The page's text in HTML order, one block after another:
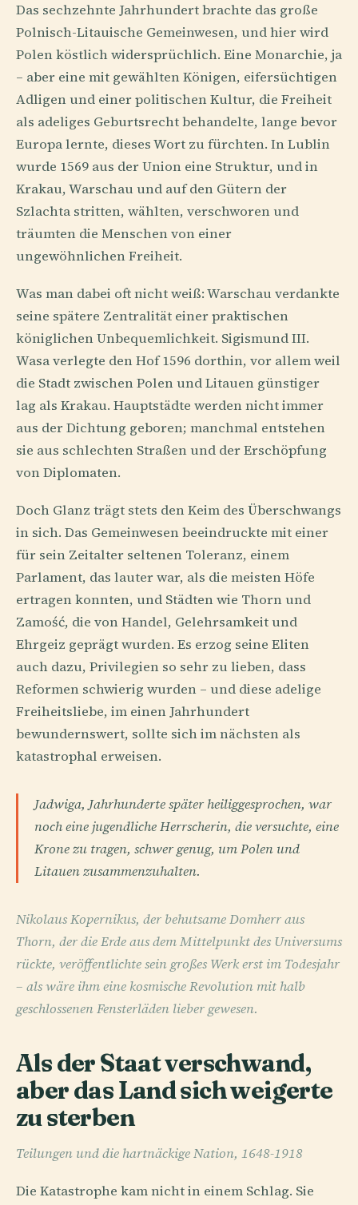
Das sechzehnte Jahrhundert brachte das große
Polnisch-Litauische Gemeinwesen, und hier wird
Polen köstlich widersprüchlich. Eine Monarchie, ja
– aber eine mit gewählten Königen, eifersüchtigen
Adligen und einer politischen Kultur, die Freiheit
als adeliges Geburtsrecht behandelte, lange bevor
Europa lernte, dieses Wort zu fürchten. In Lublin
wurde 1569 aus der Union eine Struktur, und in
Krakau, Warschau und auf den Gütern der
Szlachta stritten, wählten, verschworen und
träumten die Menschen von einer
ungewöhnlichen Freiheit.
Was man dabei oft nicht weiß: Warschau verdankte
seine spätere Zentralität einer praktischen
königlichen Unbequemlichkeit. Sigismund III.
Wasa verlegte den Hof 1596 dorthin, vor allem weil
die Stadt zwischen Polen und Litauen günstiger
lag als Krakau. Hauptstädte werden nicht immer
aus der Dichtung geboren; manchmal entstehen
sie aus schlechten Straßen und der Erschöpfung
von Diplomaten.
Doch Glanz trägt stets den Keim des Überschwangs
in sich. Das Gemeinwesen beeindruckte mit einer
für sein Zeitalter seltenen Toleranz, einem
Parlament, das lauter war, als die meisten Höfe
ertragen konnten, und Städten wie Thorn und
Zamość, die von Handel, Gelehrsamkeit und
Ehrgeiz geprägt wurden. Es erzog seine Eliten
auch dazu, Privilegien so sehr zu lieben, dass
Reformen schwierig wurden – und diese adelige
Freiheitsliebe, im einen Jahrhundert
bewundernswert, sollte sich im nächsten als
katastrophal erweisen.
Jadwiga, Jahrhunderte später heiliggesprochen, war
noch eine jugendliche Herrscherin, die versuchte, eine
Krone zu tragen, schwer genug, um Polen und
Litauen zusammenzuhalten.
Nikolaus Kopernikus, der behutsame Domherr aus
Thorn, der die Erde aus dem Mittelpunkt des Universums
rückte, veröffentlichte sein großes Werk erst im Todesjahr
– als wäre ihm eine kosmische Revolution mit halb
geschlossenen Fensterläden lieber gewesen.
Als der Staat verschwand,
aber das Land sich weigerte
zu sterben
Teilungen und die hartnäckige Nation, 1648-1918
Die Katastrophe kam nicht in einem Schlag. Sie